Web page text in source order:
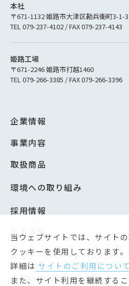
本社
〒671-1132 姫路市大津区勘兵衛町3-1-3
TEL 079-237-4102 / FAX 079-237-4143
姫路工場
〒671-2246 姫路市打越1460
TEL 079-266-3385 / FAX 079-266-3396
企業情報
事業内容
取扱商品
環境への取り組み
採用情報
新着情報
安全データシート（SDS）
お問い合わせ
当ウェブサイトでは、サイト
クッキーを使用しております。
詳細は サイトのご利用について
また、サイト利用を継続する